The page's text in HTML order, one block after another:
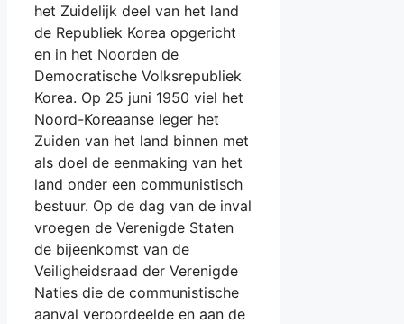
het Zuidelijk deel van het land
de Republiek Korea opgericht
en in het Noorden de
Democratische Volksrepubliek
Korea. Op 25 juni 1950 viel het
Noord-Koreaanse leger het
Zuiden van het land binnen met
als doel de eenmaking van het
land onder een communistisch
bestuur. Op de dag van de inval
vroegen de Verenigde Staten
de bijeenkomst van de
Veiligheidsraad der Verenigde
Naties die de communistische
aanval veroordeelde en aan de